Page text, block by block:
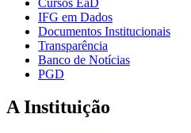
IFG em Dados
Documentos Institucionais
Transparência
Banco de Notícias
PGD
A Instituição